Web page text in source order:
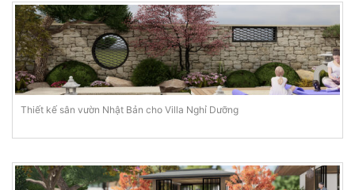
Thiết kế sân vườn Nhật Bản cho Villa Nghỉ Dưỡng